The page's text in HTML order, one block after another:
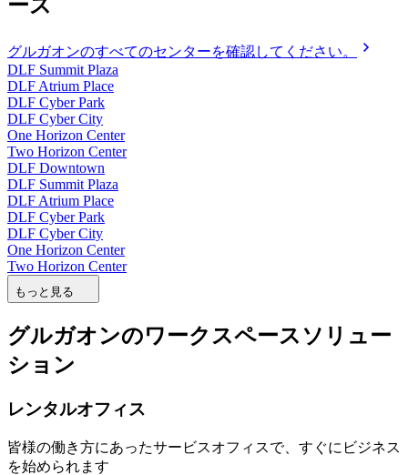
ース
グルガオンのすべてのセンターを確認してください。
DLF Summit Plaza
DLF Atrium Place
DLF Cyber Park
DLF Cyber City
One Horizon Center
Two Horizon Center
DLF Downtown
DLF Summit Plaza
DLF Atrium Place
DLF Cyber Park
DLF Cyber City
One Horizon Center
Two Horizon Center
もっと見る
グルガオンのワークスペースソリュー
ション
レンタルオフィス
皆様の働き方にあったサービスオフィスで、すぐにビジネス
を始められます